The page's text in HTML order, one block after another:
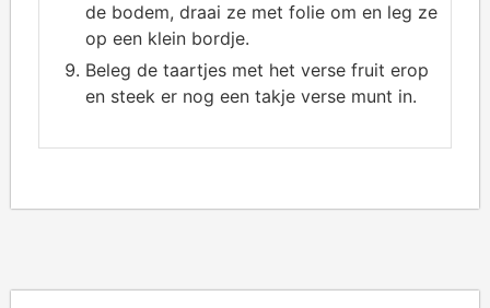
de bodem, draai ze met folie om en leg ze
op een klein bordje.
Beleg de taartjes met het verse fruit erop
en steek er nog een takje verse munt in.